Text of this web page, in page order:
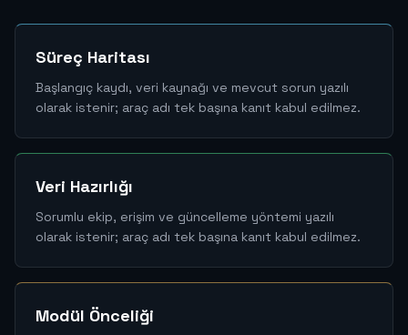
Süreç Haritası
Başlangıç kaydı, veri kaynağı ve mevcut sorun yazılı
olarak istenir; araç adı tek başına kanıt kabul edilmez.
Veri Hazırlığı
Sorumlu ekip, erişim ve güncelleme yöntemi yazılı
olarak istenir; araç adı tek başına kanıt kabul edilmez.
Modül Önceliği